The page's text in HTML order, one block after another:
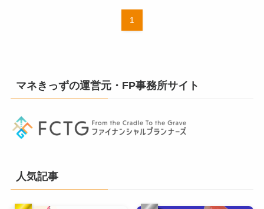
1
マネきっずの運営元・FP事務所サイト
人気記事